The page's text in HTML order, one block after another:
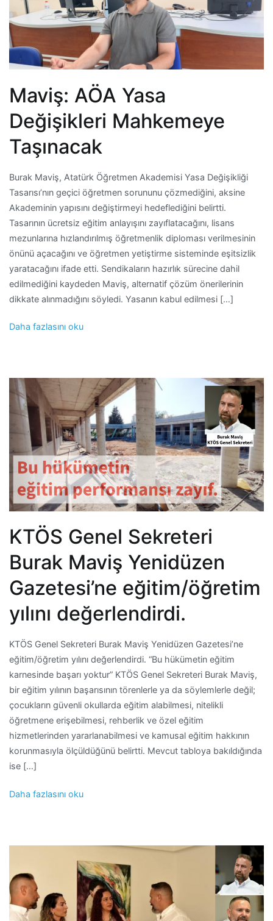
Maviş: AÖA Yasa
Değişikleri Mahkemeye
Taşınacak
Burak Maviş, Atatürk Öğretmen Akademisi Yasa Değişikliği
Tasarısı’nın geçici öğretmen sorununu çözmediğini, aksine
Akademinin yapısını değiştirmeyi hedeflediğini belirtti.
Tasarının ücretsiz eğitim anlayışını zayıflatacağını, lisans
mezunlarına hızlandırılmış öğretmenlik diploması verilmesinin
önünü açacağını ve öğretmen yetiştirme sisteminde eşitsizlik
yaratacağını ifade etti. Sendikaların hazırlık sürecine dahil
edilmediğini kaydeden Maviş, alternatif çözüm önerilerinin
dikkate alınmadığını söyledi. Yasanın kabul edilmesi […]
Daha fazlasını oku
KTÖS Genel Sekreteri
Burak Maviş Yenidüzen
Gazetesi’ne eğitim/öğretim
yılını değerlendirdi.
KTÖS Genel Sekreteri Burak Maviş Yenidüzen Gazetesi’ne
eğitim/öğretim yılını değerlendirdi. “Bu hükümetin eğitim
karnesinde başarı yoktur” KTÖS Genel Sekreteri Burak Maviş,
bir eğitim yılının başarısının törenlerle ya da söylemlerle değil;
çocukların güvenli okullarda eğitim alabilmesi, nitelikli
öğretmene erişebilmesi, rehberlik ve özel eğitim
hizmetlerinden yararlanabilmesi ve kamusal eğitim hakkının
korunmasıyla ölçüldüğünü belirtti. Mevcut tabloya bakıldığında
ise […]
Daha fazlasını oku